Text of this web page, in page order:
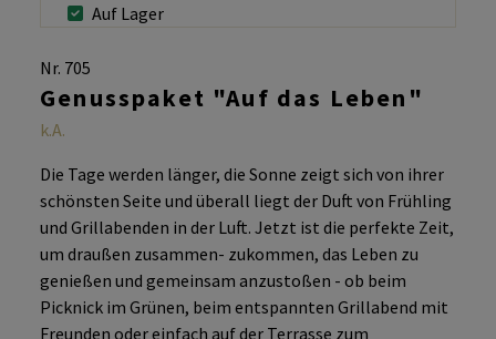
Auf Lager
Nr. 705
Genusspaket "Auf das Leben"
k.A.
Die Tage werden länger, die Sonne zeigt sich von ihrer
schönsten Seite und überall liegt der Duft von Frühling
und Grillabenden in der Luft. Jetzt ist die perfekte Zeit,
um draußen zusammen- zukommen, das Leben zu
genießen und gemeinsam anzustoßen - ob beim
Picknick im Grünen, beim entspannten Grillabend mit
Freunden oder einfach auf der Terrasse zum